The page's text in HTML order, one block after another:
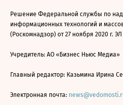
Решение Федеральной службы по
информационных технологий и
(Роскомнадзор) от 27 ноября 2020 г.
Учредитель: АО «Бизнес Ньюс Медиа»
Главный редактор: Казьмина Ирина
Электронная почта: